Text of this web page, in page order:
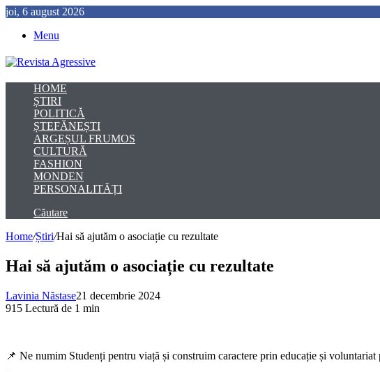
joi, 6 august 2026
Menu
HOME
ȘTIRI
POLITICĂ
ȘTEFĂNEȘTI
ARGEȘUL FRUMOS
CULTURĂ
FASHION
MONDEN
PERSONALITĂȚI
Căutare
Home/Știri/Hai să ajutăm o asociație cu rezultate
Hai să ajutăm o asociație cu rezultate
Lavinia Năstase21 decembrie 2024
915 Lectură de 1 min
📌 Ne numim Studenți pentru viață și construim caractere prin educație și